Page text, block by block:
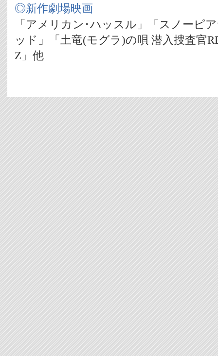
◎新作劇場映画
「アメリカン･ハッスル」「スノーピ
ッド」「土竜(モグラ)の唄 潜入捜査官
Z」他